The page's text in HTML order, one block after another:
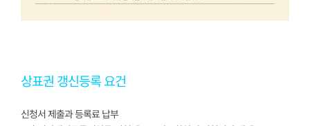
상표권 갱신등록 요건
신청서 제출과 등록료 납부